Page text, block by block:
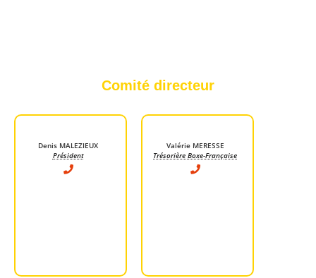
Comité directeur
Denis MALEZIEUX
Président
Valérie MERESSE
Trésorière Boxe-Française